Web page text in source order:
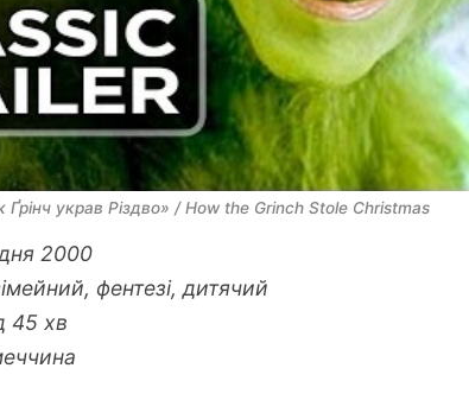
Ґрінч украв Різдво» / How the Grinch Stole Christmas
2000
фентезі, дитячий
45 хв